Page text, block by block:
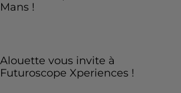
Mans !
Alouette vous invite à
Futuroscope Xperiences !